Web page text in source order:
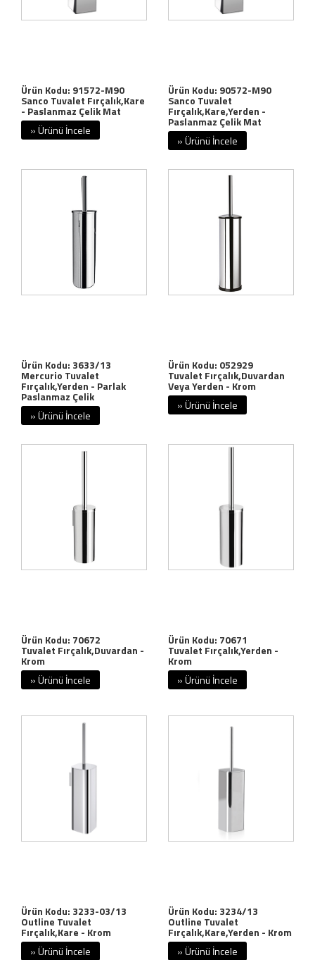
Ürün Kodu: 91572-M90
Sanco Tuvalet Fırçalık,Kare
- Paslanmaz Çelik Mat
» Ürünü İncele
Ürün Kodu: 90572-M90
Sanco Tuvalet
Fırçalık,Kare,Yerden -
Paslanmaz Çelik Mat
» Ürünü İncele
Ürün Kodu: 3633/13
Mercurio Tuvalet
Fırçalık,Yerden - Parlak
Paslanmaz Çelik
» Ürünü İncele
Ürün Kodu: 052929
Tuvalet Fırçalık,Duvardan
Veya Yerden - Krom
» Ürünü İncele
Ürün Kodu: 70672
Tuvalet Fırçalık,Duvardan -
Krom
» Ürünü İncele
Ürün Kodu: 70671
Tuvalet Fırçalık,Yerden -
Krom
» Ürünü İncele
Ürün Kodu: 3233-03/13
Outline Tuvalet
Fırçalık,Kare - Krom
» Ürünü İncele
Ürün Kodu: 3234/13
Outline Tuvalet
Fırçalık,Kare,Yerden - Krom
» Ürünü İncele